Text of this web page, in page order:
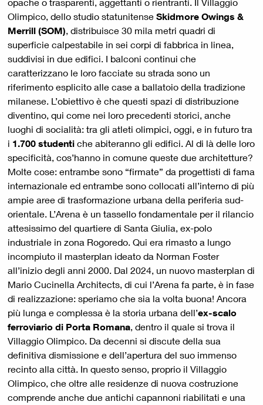
Olimpico, dello studio statunitense Skidmore Owings &
Merrill (SOM), distribuisce 30 mila metri quadri di
superficie calpestabile in sei corpi di fabbrica in linea,
suddivisi in due edifici. I balconi continui che
caratterizzano le loro facciate su strada sono un
riferimento esplicito alle case a ballatoio della tradizione
milanese. L’obiettivo è che questi spazi di distribuzione
diventino, qui come nei loro precedenti storici, anche
luoghi di socialità: tra gli atleti olimpici, oggi, e in futuro tra
i 1.700 studenti che abiteranno gli edifici. Al di là delle loro
specificità, cos’hanno in comune queste due architetture?
Molte cose: entrambe sono “firmate” da progettisti di fama
internazionale ed entrambe sono collocati all’interno di più
ampie aree di trasformazione urbana della periferia sud-
orientale. L’Arena è un tassello fondamentale per il rilancio
attesissimo del quartiere di Santa Giulia, ex-polo
industriale in zona Rogoredo. Qui era rimasto a lungo
incompiuto il masterplan ideato da Norman Foster
all’inizio degli anni 2000. Dal 2024, un nuovo masterplan di
Mario Cucinella Architects, di cui l’Arena fa parte, è in fase
di realizzazione: speriamo che sia la volta buona! Ancora
più lunga e complessa è la storia urbana dell’ex-scalo
ferroviario di Porta Romana, dentro il quale si trova il
Villaggio Olimpico. Da decenni si discute della sua
definitiva dismissione e dell’apertura del suo immenso
recinto alla città. In questo senso, proprio il Villaggio
Olimpico, che oltre alle residenze di nuova costruzione
comprende anche due antichi capannoni riabilitati e una